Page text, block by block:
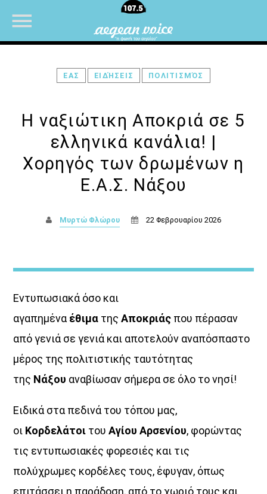
Θεμα Υγειας
<div [...]
Discover More
ΕΑΣ ΕΙΔΉΣΕΙΣ ΠΟΛΙΤΙΣΜΌΣ
Η ναξιώτικη Αποκριά σε 5
ελληνικά κανάλια! |
Χορηγός των δρωμένων η
Ε.Α.Σ. Νάξου
Μυρτώ Φλώρου 22 Φεβρουαρίου 2026
Εντυπωσιακά όσο και
αγαπημένα έθιμα τηςΑποκριάς που πέρασαν
από γενιά σε γενιά και αποτελούν αναπόσπαστο
μέρος της πολιτιστικής ταυτότητας
της Νάξου αναβίωσαν σήμερα σε όλο το νησί!
Ειδικά στα πεδινά του τόπου μας,
οι Κορδελάτοι τουΑγίου Αρσενίου, φορώντας
τις εντυπωσιακές φορεσιές και τις
πολύχρωμες κορδέλες τους, έφυγαν, όπως
επιτάσσει η παράδοση, από το χωριό τους και